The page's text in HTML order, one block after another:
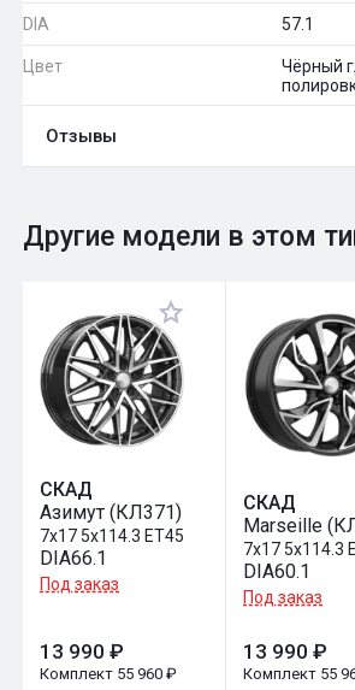
DIA 57.1
Цвет
Чёрный
Отзывы
Оставить отзыв
Общий рейтинг 0
Другие модели в этом
СКАД
Азимут (КЛ371)
7x17 5x114.3 ET45
DIA66.1
Под заказ
13 990 ₽
Комплект 55 960 ₽
СКАД
Marseille
7x17 5x114.3
DIA60.1
Под заказ
13 990 ₽
Комплект 55